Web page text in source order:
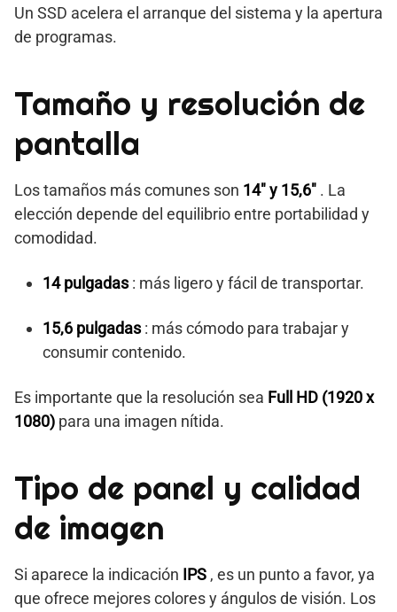
Un SSD acelera el arranque del sistema y la apertura
de programas.
Tamaño y resolución de
pantalla
Los tamaños más comunes son 14″ y 15,6″ . La
elección depende del equilibrio entre portabilidad y
comodidad.
14 pulgadas: más ligero y fácil de transportar.
15,6 pulgadas: más cómodo para trabajar y
consumir contenido.
Es importante que la resolución sea Full HD (1920 x
1080) para una imagen nítida.
Tipo de panel y calidad
de imagen
Si aparece la indicación IPS , es un punto a favor, ya
que ofrece mejores colores y ángulos de visión. Los